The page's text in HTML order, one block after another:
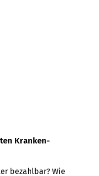
Kranken­
bezahlbar? Wie